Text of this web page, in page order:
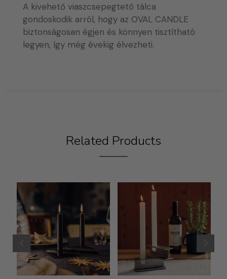
A kivehető viaszcsepegtető tálca
gondoskodik arról, hogy az OVAL CANDLE
biztonságosan égjen és könnyen tisztítható
legyen, így még évekig élvezheti.
Related Products